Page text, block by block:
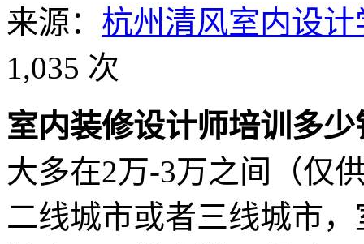
来源： 杭州清风室内设计
1,035 次
室内装修设计师培训多少
大多在2万-3万之间（仅
二线城市或者三线城市